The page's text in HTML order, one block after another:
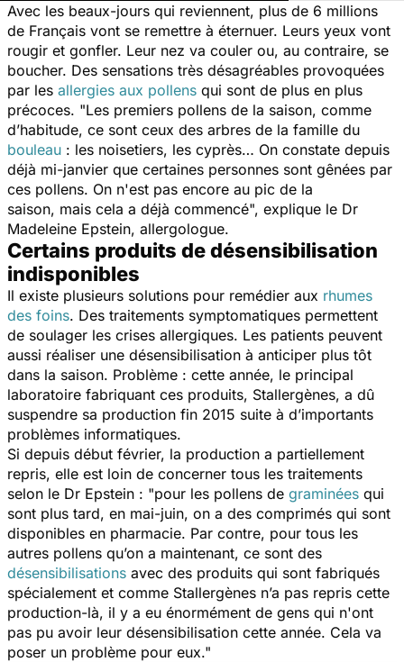
Avec les beaux-jours qui reviennent, plus de 6 millions
de Français vont se remettre à éternuer. Leurs yeux vont
rougir et gonfler. Leur nez va couler ou, au contraire, se
boucher. Des sensations très désagréables provoquées
par les allergies aux pollens qui sont de plus en plus
précoces. "Les premiers pollens de la saison, comme
d’habitude, ce sont ceux des arbres de la famille du
bouleau : les noisetiers, les cyprès… On constate depuis
déjà mi-janvier que certaines personnes sont gênées par
ces pollens. On n'est pas encore au pic de la
saison, mais cela a déjà commencé", explique le Dr
Madeleine Epstein, allergologue.
Certains produits de désensibilisation
indisponibles
Il existe plusieurs solutions pour remédier aux rhumes
des foins. Des traitements symptomatiques permettent
de soulager les crises allergiques. Les patients peuvent
aussi réaliser une désensibilisation à anticiper plus tôt
dans la saison. Problème : cette année, le principal
laboratoire fabriquant ces produits, Stallergènes, a dû
suspendre sa production fin 2015 suite à d’importants
problèmes informatiques.
Si depuis début février, la production a partiellement
repris, elle est loin de concerner tous les traitements
selon le Dr Epstein : "pour les pollens de graminées qui
sont plus tard, en mai-juin, on a des comprimés qui sont
disponibles en pharmacie. Par contre, pour tous les
autres pollens qu’on a maintenant, ce sont des
désensibilisations avec des produits qui sont fabriqués
spécialement et comme Stallergènes n’a pas repris cette
production-là, il y a eu énormément de gens qui n'ont
pas pu avoir leur désensibilisation cette année. Cela va
poser un problème pour eux."